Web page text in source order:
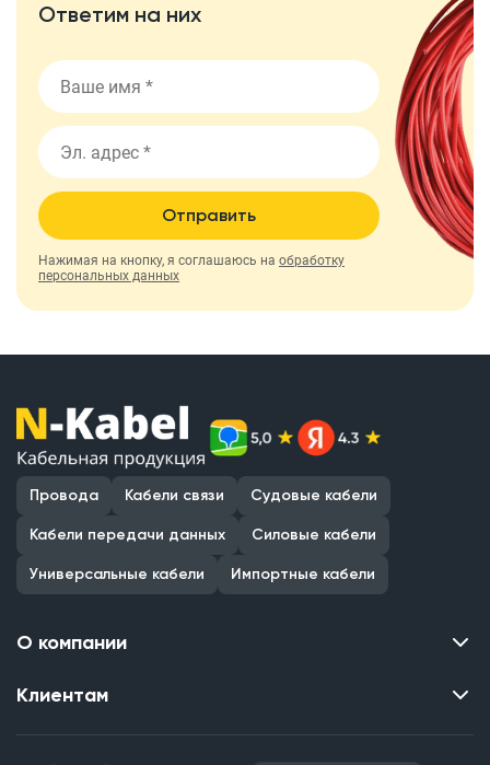
Ответим на них
Отправить
Нажимая на кнопку, я соглашаюсь на обработку
персональных данных
Провода Кабели связи Судовые кабели
Кабели передачи данных Силовые кабели
Универсальные кабели Импортные кабели
О компании
Контакты
Клиентам